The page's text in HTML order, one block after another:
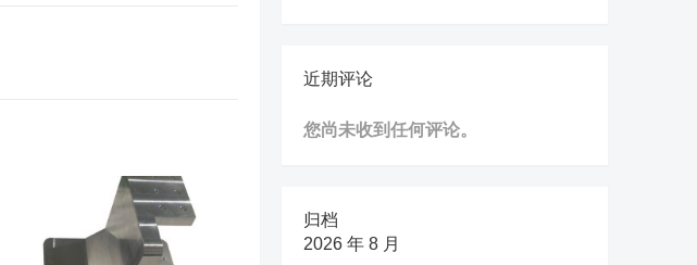
近期评论
您尚未收到任何评论。
归档
2026 年 8 月